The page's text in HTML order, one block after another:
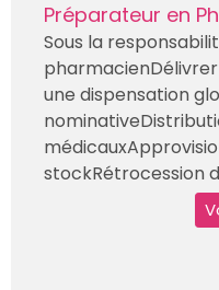
Préparateur en
Sous la
une dispensation
stockRétrocession